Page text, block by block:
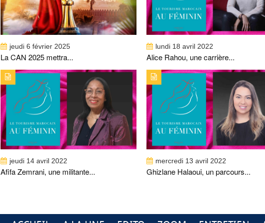
jeudi 6 février 2025
La CAN 2025 mettra...
lundi 18 avril 2022
Alice Rahou, une carrière...
TYPE DE PUBLICATION : ALERTES_INFOSTITRE :
AFIFA ZEMRANI, UNE MILITANTE PASSIONNÉE
jeudi 14 avril 2022
Afifa Zemrani, une militante...
TYPE DE PUBLICATION :
GHIZLANE HALAOUI, UN PARCOURS SANS
FAUTE
mercredi 13 avril 2022
Ghizlane Halaoui, un parcours...